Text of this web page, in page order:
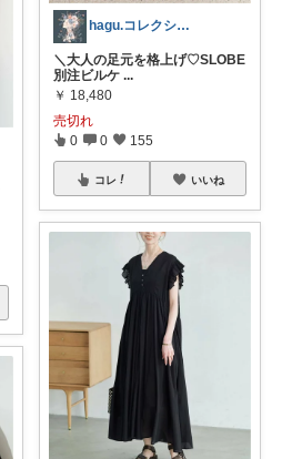
hagu.コレクション毎日更新中
＼大人の足元を格上げ♡SLOBE
別注ビルケ ...
￥ 18,480
売切れ
0 0 155
コレ いいね